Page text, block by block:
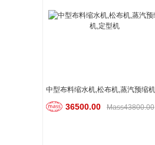
36500.00 Mass43800.00